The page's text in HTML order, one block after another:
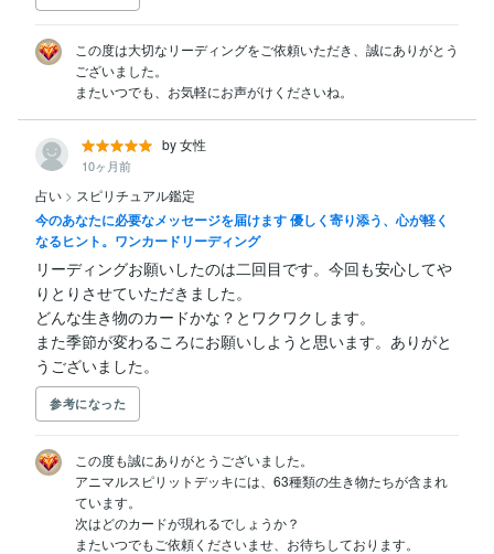
この度は大切なリーディングをご依頼いただき、誠にありがとう
ございました。
またいつでも、お気軽にお声がけくださいね。
by 女性
10ヶ月前
占い > スピリチュアル鑑定
今のあなたに必要なメッセージを届けます 優しく寄り添う、心が軽く
なるヒント。ワンカードリーディング
リーディングお願いしたのは二回目です。今回も安心してや
りとりさせていただきました。
どんな生き物のカードかな？とワクワクします。
また季節が変わるころにお願いしようと思います。ありがと
うございました。
参考になった
この度も誠にありがとうございました。
アニマルスピリットデッキには、63種類の生き物たちが含まれ
ています。
次はどのカードが現れるでしょうか？
またいつでもご依頼くださいませ、お待ちしております。